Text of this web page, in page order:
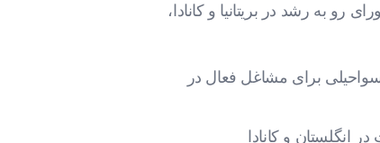
به رشد در بریتانیا و کانادا،
برای مشاغل فعال در
انگلستان و کانادا